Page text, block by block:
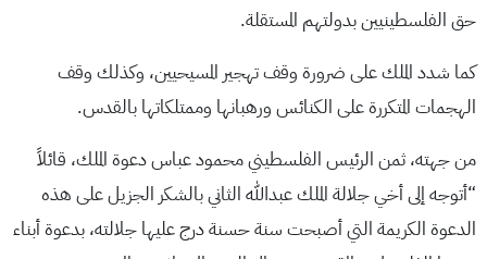
حق الفلسطينيين بدولتهم المستقلة.
كما شدد الملك على ضرورة وقف تهجير المسيحيين، وكذلك وقف
الهجمات المتكررة على الكنائس ورهبانها وممتلكاتها بالقدس.
من جهته، ثمن الرئيس الفلسطيني محمود عباس دعوة الملك، قائلاً
“أتوجه إلى أخي جلالة الملك عبدالله الثاني بالشكر الجزيل على هذه
الدعوة الكريمة التي أصبحت سنة حسنة درج عليها جلالته، بدعوة أبناء